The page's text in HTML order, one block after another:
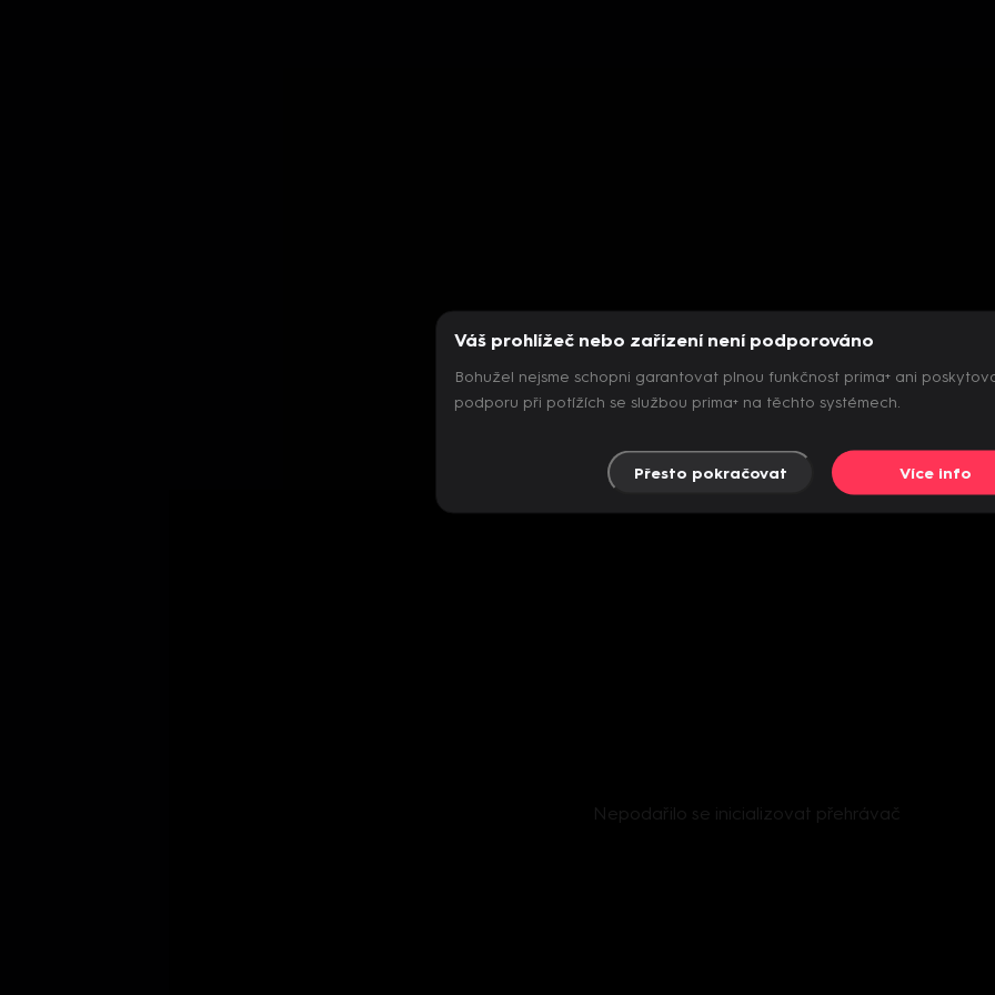
Nepodařilo se inicializovat přehrávač
Váš prohlížeč nebo zařízení není podporováno
Bohužel nejsme schopni garantovat plnou funkčnost prima+ ani
podporu při potížích se službou prima+ na těchto systémech.
Přesto pokračovat Více info